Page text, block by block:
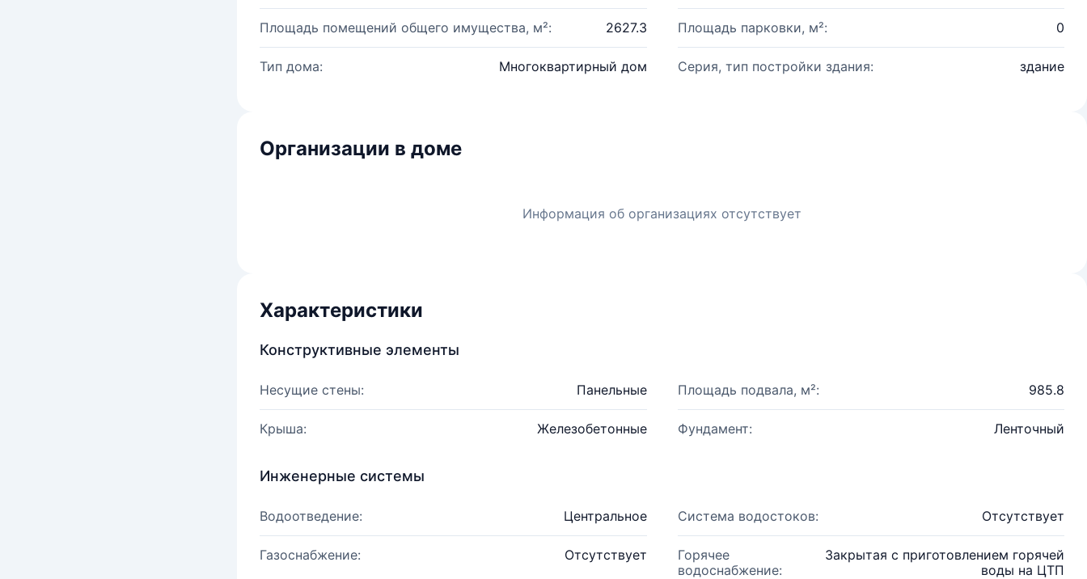
Площадь помещений общего имущества, м²: 2627.3 Площадь парковки, м²: 0
Тип дома: Многоквартирный дом Серия, тип постройки здания: здание
Организации в доме
Информация об организациях отсутствует
Характеристики
Конструктивные элементы
Несущие стены: Панельные Площадь подвала, м²: 985.8
Крыша: Железобетонные Фундамент: Ленточный
Инженерные системы
Водоотведение: Центральное Система водостоков: Отсутствует
Газоснабжение: Отсутствует
Горячее
водоснабжение:
Закрытая с приготовлением горячей
воды на ЦТП